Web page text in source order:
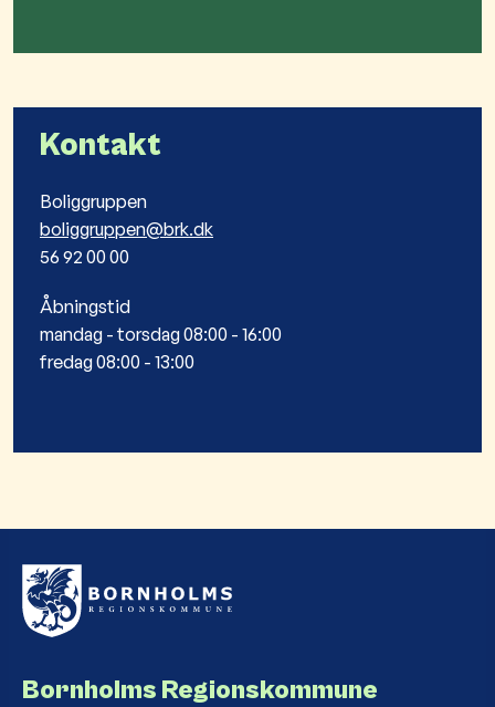
Kontakt
Boliggruppen
boliggruppen@brk.dk
56 92 00 00
Åbningstid
mandag - torsdag 08:00 - 16:00
fredag 08:00 - 13:00
Bornholms Regionskommune